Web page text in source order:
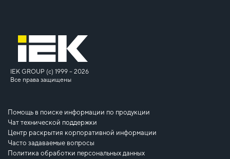
IEK GROUP (c) 1999 – 2026
Все права защищены
Помощь в поиске информации по продукции
Чат технической поддержки
Центр раскрытия корпоративной информации
Часто задаваемые вопросы
Политика обработки персональных данных